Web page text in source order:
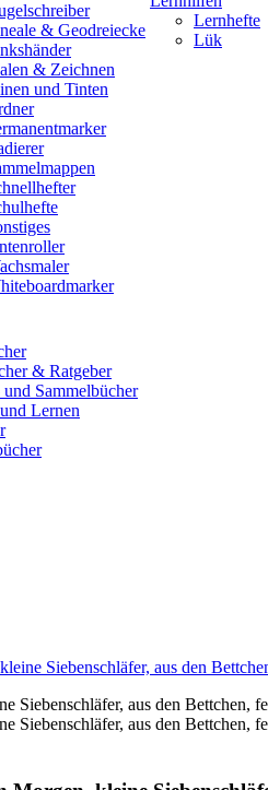
& Geodreiecke
& Zeichnen
und Tinten
Lernhefte
Lük
& Ratgeber
und Sammelbücher
Lernen
Siebenschläfer, aus den